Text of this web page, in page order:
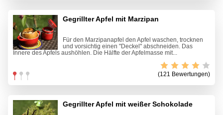
Gegrillter Apfel mit Marzipan
Für den Marzipanapfel den Apfel waschen, trocknen
und vorsichtig einen "Deckel" abschneiden. Das
Innere des Apfels aushöhlen. Die Hälfte der Apfelmasse mit...
(121 Bewertungen)
Gegrillter Apfel mit weißer Schokolade